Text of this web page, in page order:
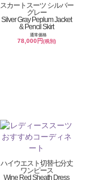
スカートスーツ シルバー
グレー
Silver Gray Peplum Jacket
& Pencil Skirt
通常価格
78,000円 (税別)
ハイウエスト切替七分丈
ワンピース
Wine Red Sheath Dress